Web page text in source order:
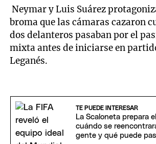
Neymar y Luis Suárez
broma que las cámaras cazaron
dos delanteros pasaban por el
mixta antes de iniciarse en
Leganés.
TE PUEDE INTERESAR
La Scaloneta prepara
cuándo se
gente y qué puede